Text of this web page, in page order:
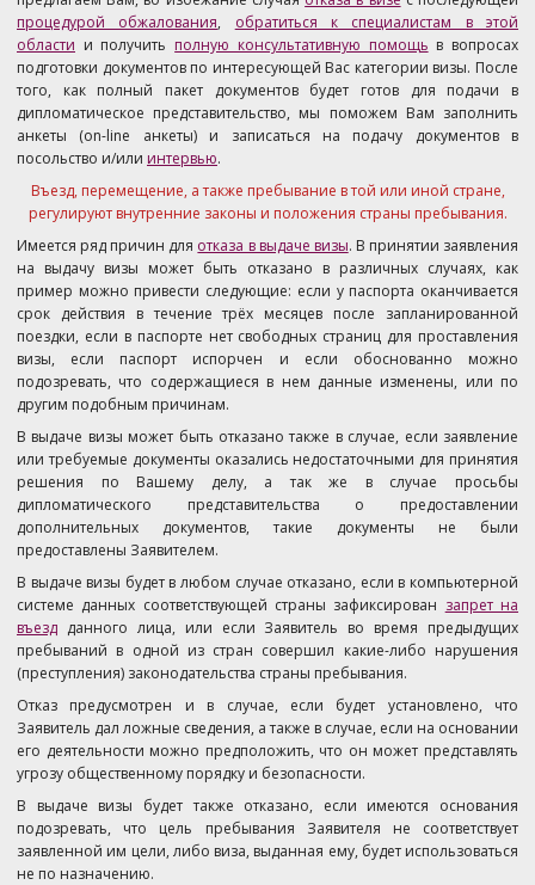
процедурой обжалования, обратиться к специалистам в этой
области и получить полную консультативную помощь в вопросах
подготовки документов по интересующей Вас категории визы. После
того, как полный пакет документов будет готов для подачи в
дипломатическое представительство, мы поможем Вам заполнить
анкеты (on-line анкеты) и записаться на подачу документов в
посольство и/или интервью.
Въезд, перемещение, а также пребывание в той или иной стране,
регулируют внутренние законы и положения страны пребывания.
Имеется ряд причин для отказа в выдаче визы. В принятии заявления
на выдачу визы может быть отказано в различных случаях, как
пример можно привести следующие: если у паспорта оканчивается
срок действия в течение трёх месяцев после запланированной
поездки, если в паспорте нет свободных страниц для проставления
визы, если паспорт испорчен и если обоснованно можно
подозревать, что содержащиеся в нем данные изменены, или по
другим подобным причинам.
В выдаче визы может быть отказано также в случае, если заявление
или требуемые документы оказались недостаточными для принятия
решения по Вашему делу, а так же в случае просьбы
дипломатического представительства о предоставлении
дополнительных документов, такие документы не были
предоставлены Заявителем.
В выдаче визы будет в любом случае отказано, если в компьютерной
системе данных соответствующей страны зафиксирован запрет на
въезд данного лица, или если Заявитель во время предыдущих
пребываний в одной из стран совершил какие-либо нарушения
(преступления) законодательства страны пребывания.
Отказ предусмотрен и в случае, если будет установлено, что
Заявитель дал ложные сведения, а также в случае, если на основании
его деятельности можно предположить, что он может представлять
угрозу общественному порядку и безопасности.
В выдаче визы будет также отказано, если имеются основания
подозревать, что цель пребывания Заявителя не соответствует
заявленной им цели, либо виза, выданная ему, будет использоваться
не по назначению.